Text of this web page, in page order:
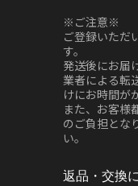
※ご注意※
ご登録いただ
す。
発送後にお届
業者による転
けにお時間が
また、お客様
のご負担とな
い。
返品・交換